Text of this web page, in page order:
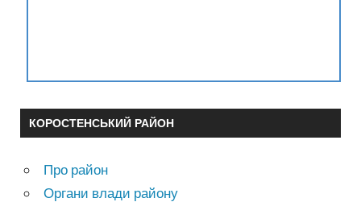
КОРОСТЕНСЬКИЙ РАЙОН
Про район
Органи влади району